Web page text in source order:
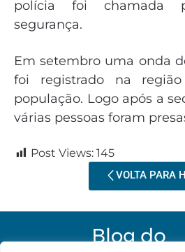
polícia foi chamada
segurança.
Em setembro uma onda
foi registrado na
população. Logo após a
várias pessoas foram
Post Views: 145
VOLTA PARA